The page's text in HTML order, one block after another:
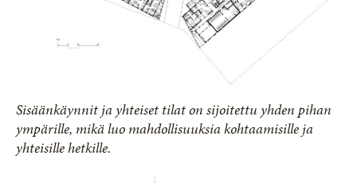
Sisäänkäynnit ja yhteiset tilat on sijoitettu yhden pihan
ympärille, mikä luo mahdollisuuksia kohtaamisille ja
yhteisille hetkille.